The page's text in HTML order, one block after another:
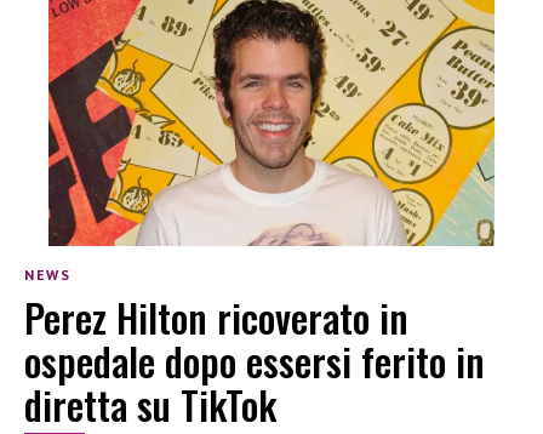
NEWS
Perez Hilton ricoverato in
ospedale dopo essersi ferito in
diretta su TikTok